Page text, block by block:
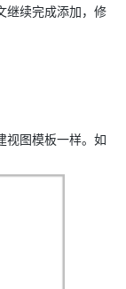
继续完成添加，修
视图模板一样。如